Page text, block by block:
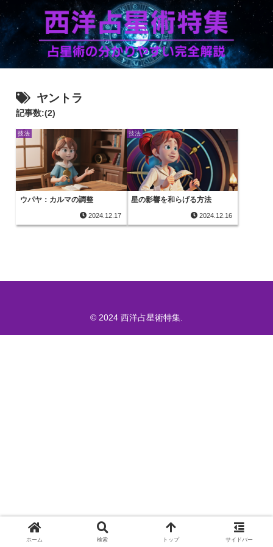
ヤントラ
記事数:(2)
技法
ウパヤ：カルマの調整
2024.12.17
技法
星の影響を和らげる方法
2024.12.16
© 2024 西洋占星術特集.
ホーム 検索 トップ サイドバー